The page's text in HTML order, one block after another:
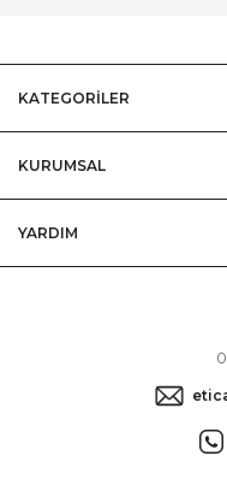
KATEGORİLER
KURUMSAL
YARDIM